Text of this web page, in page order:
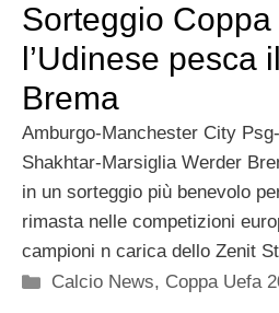
Sorteggio Coppa
l’Udinese pesca
Brema
Amburgo-Manchester City
Shakhtar-Marsiglia Werder
in un sorteggio più benevolo
rimasta nelle competizioni
campioni n carica dello Zenit
Categorie
Calcio News, Coppa Uefa